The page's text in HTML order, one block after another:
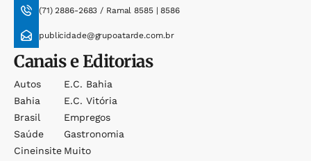
(71) 2886-2683 / Ramal 8585 | 8586
publicidade@grupoatarde.com.br
Canais e Editorias
Autos
Bahia
Brasil
Saúde
Cineinsite
E.c. Bahia
E.c. Vitória
Empregos
Gastronomia
Muito